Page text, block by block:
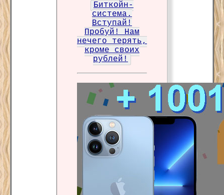
Биткойн-
система.
Вступай!
Пробуй! Нам
нечего терять,
кроме своих
рублей!